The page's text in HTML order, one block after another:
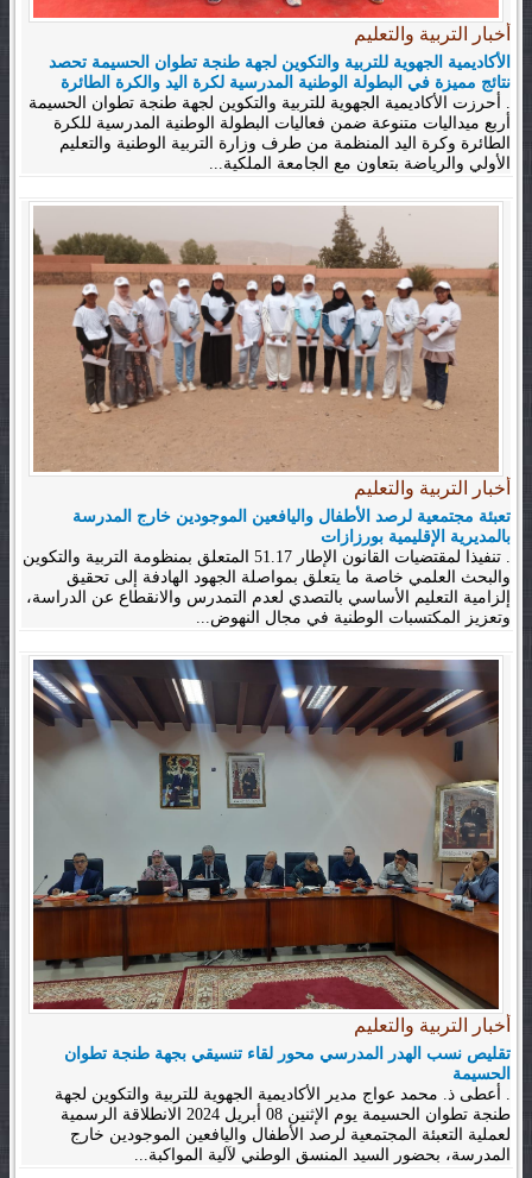
أخبار التربية والتعليم
الأكاديمية الجهوية للتربية والتكوين لجهة طنجة تطوان الحسيمة تحصد
نتائج مميزة في البطولة الوطنية المدرسية لكرة اليد والكرة الطائرة
. أحرزت الأكاديمية الجهوية للتربية والتكوين لجهة طنجة تطوان الحسيمة
أربع ميداليات متنوعة ضمن فعاليات البطولة الوطنية المدرسية للكرة
الطائرة وكرة اليد المنظمة من طرف وزارة التربية الوطنية والتعليم
الأولي والرياضة بتعاون مع الجامعة الملكية...
أخبار التربية والتعليم
تعبئة مجتمعية لرصد الأطفال واليافعين الموجودين خارج المدرسة
بالمديرية الإقليمية بورزازات
. تنفيذا لمقتضيات القانون الإطار 51.17 المتعلق بمنظومة التربية والتكوين
والبحث العلمي خاصة ما يتعلق بمواصلة الجهود الهادفة إلى تحقيق
إلزامية التعليم الأساسي بالتصدي لعدم التمدرس والانقطاع عن الدراسة،
وتعزيز المكتسبات الوطنية في مجال النهوض...
أخبار التربية والتعليم
تقليص نسب الهدر المدرسي محور لقاء تنسيقي بجهة طنجة تطوان
الحسيمة
. أعطى ذ. محمد عواج مدير الأكاديمية الجهوية للتربية والتكوين لجهة
طنجة تطوان الحسيمة يوم الإثنين 08 أبريل 2024 الانطلاقة الرسمية
لعملية التعبئة المجتمعية لرصد الأطفال واليافعين الموجودين خارج
المدرسة، بحضور السيد المنسق الوطني لآلية المواكبة...